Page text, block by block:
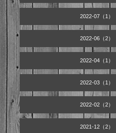
2022-07（1）
2022-06（2）
2022-04（1）
2022-03（1）
2022-02（2）
2021-12（2）